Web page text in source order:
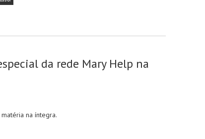
da rede Mary Help na
na íntegra.